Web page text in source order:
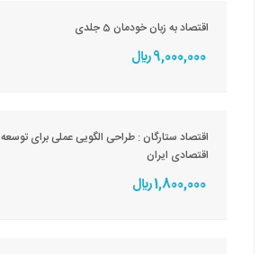
اقتصاد به زبان خودمان 5 جلدی
9,000,000 ريال
اقتصاد ستارگان : طراحی الگویی عملی برای توسعه
اقتصادی ایران
1,800,000 ريال